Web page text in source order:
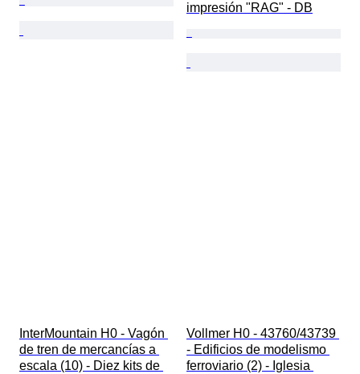
impresión "RAG" - DB
InterMountain H0 - Vagón
de tren de mercancías a
escala (10) - Diez kits de
Vollmer H0 - 43760/43739
- Edificios de modelismo
ferroviario (2) - Iglesia